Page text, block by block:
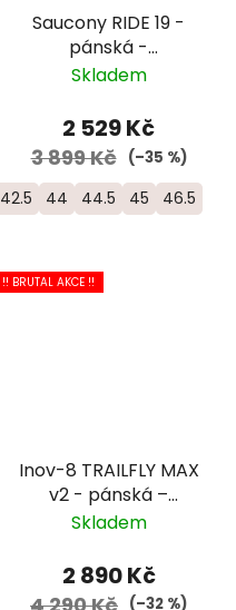
45.5 46
Saucony RIDE 19 -
pánská -
oranžová/bílá
Skladem
2 529 Kč
3 899 Kč (–35 %)
42.5 44 44.5 45 46.5
!! BRUTAL AKCE !!
Inov-8 TRAILFLY MAX
v2 - pánská –
žlutozelená
Skladem
2 890 Kč
(–32 %)